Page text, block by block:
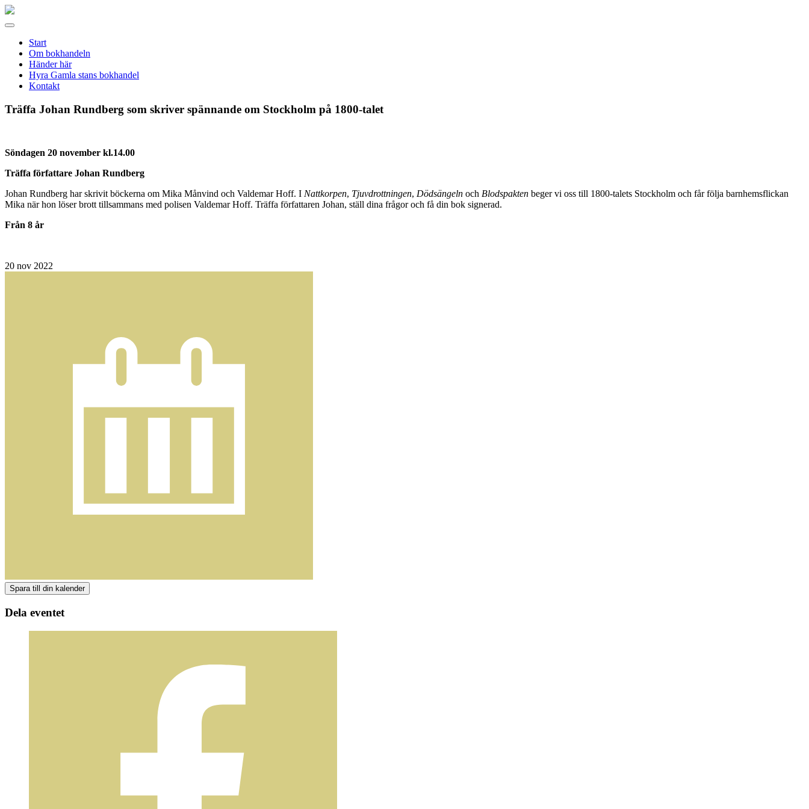
Gamla
Meny
Start
Om bokhandeln
Händer här
Hyra Gamla stans bokhandel
Kontakt
Träffa Johan Rundberg som skriver spännande om Stockholm på 1800-talet
Söndagen 20 november kl.14.00
Träffa författare Johan Rundberg
Johan Rundberg har skrivit böckerna om Mika Månvind och Valdemar Hoff. I Nattkorpen, Tjuvdrottningen, Dödsängeln och Blodspakten beger vi oss till 1800-talets Stockholm och får följa barnhemsflickan
Mika när hon löser brott tillsammans med polisen Valdemar Hoff. Träffa författaren Johan, ställ dina frågor och få din bok signerad.
Från 8 år
20 nov 2022
Dela eventet